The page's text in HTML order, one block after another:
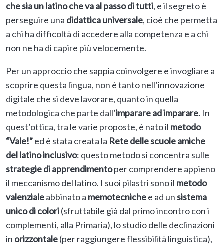
che sia un latino che va al passo di tutti, e il segreto è
perseguire una didattica universale, cioè che permetta
a chi ha difficoltà di accedere alla competenza e a chi
non ne ha di capire più velocemente.
Per un approccio che sappia coinvolgere e invogliare a
scoprire questa lingua, non è tanto nell’innovazione
digitale che si deve lavorare, quanto in quella
metodologica che parte dall’imparare ad imparare. In
quest’ottica, tra le varie proposte, è nato il metodo
“Vale!”ed è stata creata la Rete delle scuole amiche
del latino inclusivo: questo metodo si concentra sulle
strategie di apprendimentoper comprendere appieno
il meccanismo del latino. I suoi pilastri sono il metodo
valenzialeabbinato a memotecnichee ad unsistema
unico di colori(sfruttabile già dal primo incontro con i
complementi, alla Primaria), lo studio delle declinazioni
in orizzontale(per raggiungere flessibilità linguistica),